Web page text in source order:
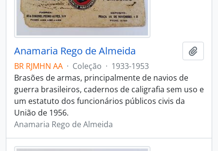
Anamaria Rego de Almeida
BR RJMHN AA · Coleção · 1933-1953
Brasões de armas, principalmente de navios de
guerra brasileiros, cadernos de caligrafia sem uso e
um estatuto dos funcionários públicos civis da
União de 1956.
Anamaria Rego de Almeida